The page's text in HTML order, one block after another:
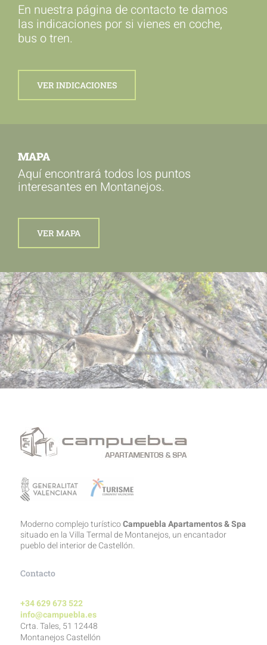
En nuestra página de contacto te damos
las indicaciones por si vienes en coche,
bus o tren.
VER INDICACIONES
MAPA
Aquí encontrará todos los puntos
interesantes en Montanejos.
VER MAPA
Moderno complejo turísticoCampuebla Apartamentos & Spa
situado en la Villa Termal de Montanejos, un encantador
pueblo del interior de Castellón.
Contacto
+34 629 673 522
info@campuebla.es
Crta. Tales, 51 12448
Montanejos Castellón